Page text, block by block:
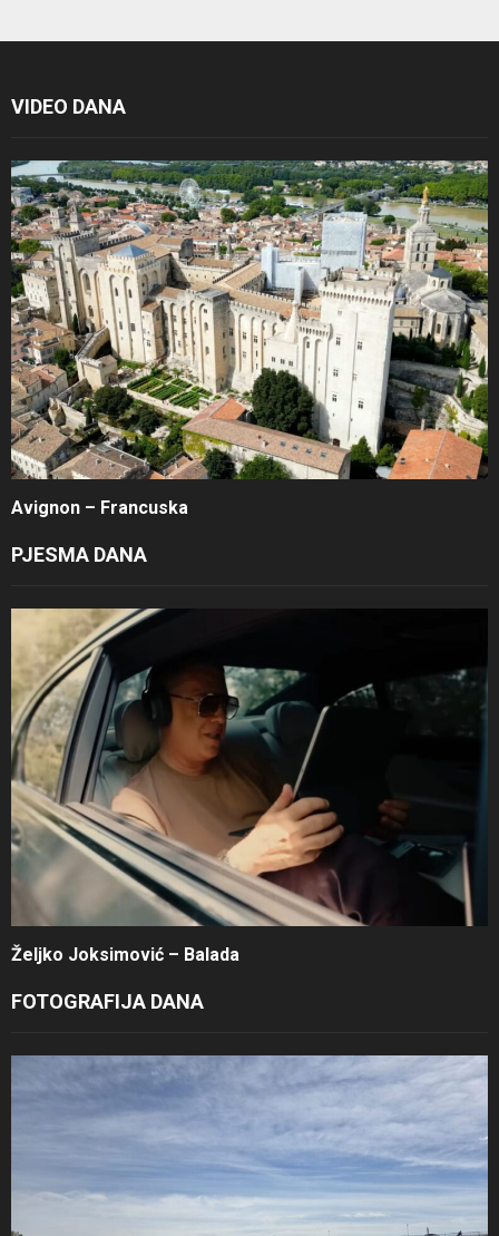
VIDEO DANA
Avignon – Francuska
PJESMA DANA
Željko Joksimović – Balada
FOTOGRAFIJA DANA